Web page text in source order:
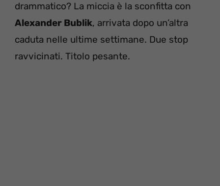
drammatico? La miccia è la sconfitta con
Alexander Bublik, arrivata dopo un’altra
caduta nelle ultime settimane. Due stop
ravvicinati. Titolo pesante.